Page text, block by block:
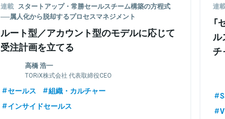
連載 スタートアップ・常勝セールスチーム構築の方程式
──属人化から脱却するプロセスマネジメント
ルート型／アカウント型のモデルに応じて
受注計画を立てる
高橋 浩一
TORiX株式会社 代表取締役CEO
セールス
組織・カルチャー
インサイドセールス
連
ル
チ